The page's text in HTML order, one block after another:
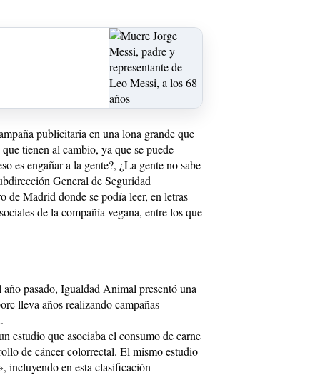
publicitaria en una lona grande que
tienen al cambio, ya que se puede
es engañar a la gente?, ¿La gente no sabe
General de Seguridad
de Madrid donde se podía leer, en letras
de la compañía vegana, entre los que
pasado, Igualdad Animal presentó una
lleva años realizando campañas
estudio que asociaba el consumo de carne
de cáncer colorrectal. El mismo estudio
incluyendo en esta clasificación